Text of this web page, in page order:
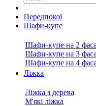
Передпокої
Шафи-купе
Шафи-купе на 2
Шафи-купе на 3
Шафи-купе на 4
Ліжка
Ліжка з дерева
М'які ліжка